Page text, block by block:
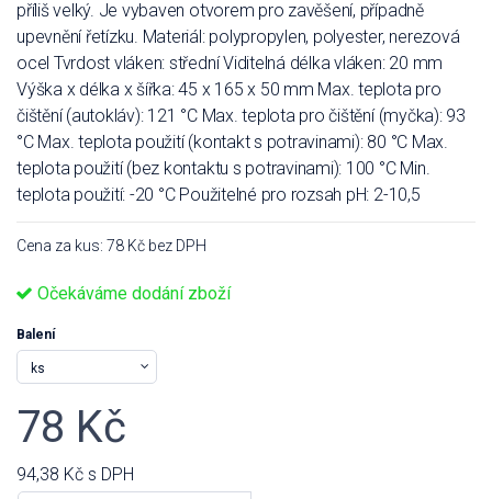
příliš velký. Je vybaven otvorem pro zavěšení, případně
upevnění řetízku. Materiál: polypropylen, polyester, nerezová
ocel Tvrdost vláken: střední Viditelná délka vláken: 20 mm
Výška x délka x šířka: 45 x 165 x 50 mm Max. teplota pro
čištění (autokláv): 121 °C Max. teplota pro čištění (myčka): 93
°C Max. teplota použití (kontakt s potravinami): 80 °C Max.
teplota použití (bez kontaktu s potravinami): 100 °C Min.
teplota použití: -20 °C Použitelné pro rozsah pH: 2-10,5
Cena za kus: 78 Kč bez DPH
Očekáváme dodání zboží
Balení
78 Kč
94,38 Kč s DPH